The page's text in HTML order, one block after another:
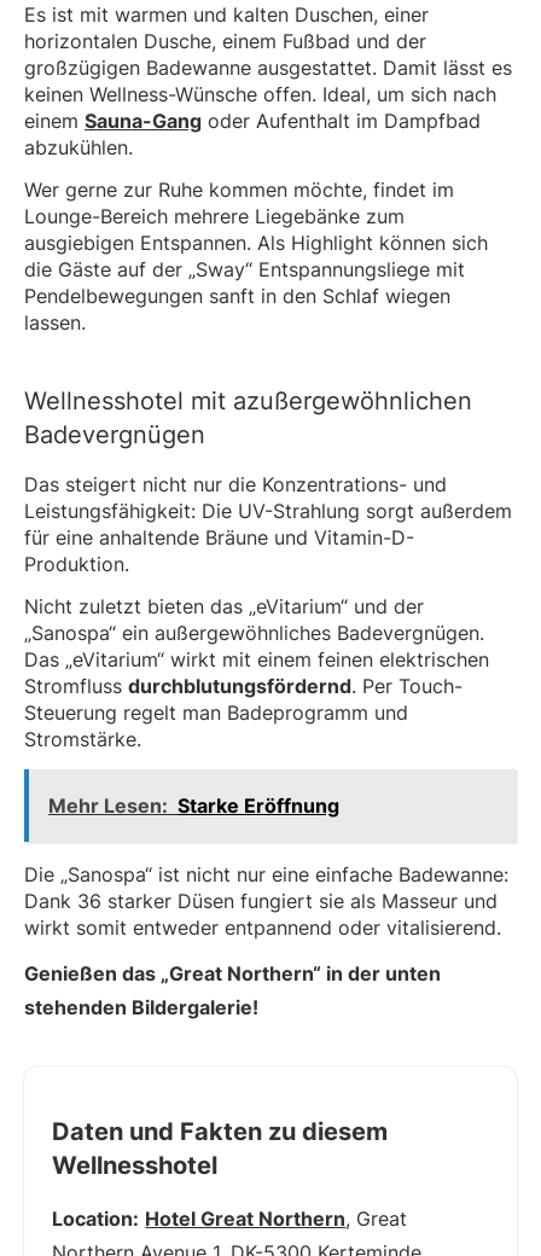
Es ist mit warmen und kalten Duschen, einer
horizontalen Dusche, einem Fußbad und der
großzügigen Badewanne ausgestattet. Damit lässt es
keinen Wellness-Wünsche offen. Ideal, um sich nach
einem Sauna-Gang oder Aufenthalt im Dampfbad
abzukühlen.
Wer gerne zur Ruhe kommen möchte, findet im
Lounge-Bereich mehrere Liegebänke zum
ausgiebigen Entspannen. Als Highlight können sich
die Gäste auf der „Sway“ Entspannungsliege mit
Pendelbewegungen sanft in den Schlaf wiegen
lassen.
Wellnesshotel mit azußergewöhnlichen
Badevergnügen
Das steigert nicht nur die Konzentrations- und
Leistungsfähigkeit: Die UV-Strahlung sorgt außerdem
für eine anhaltende Bräune und Vitamin-D-
Produktion.
Nicht zuletzt bieten das „eVitarium“ und der
„Sanospa“ ein außergewöhnliches Badevergnügen.
Das „eVitarium“ wirkt mit einem feinen elektrischen
Stromfluss durchblutungsfördernd. Per Touch-
Steuerung regelt man Badeprogramm und
Stromstärke.
Mehr Lesen: Starke Eröffnung
Die „Sanospa“ ist nicht nur eine einfache Badewanne:
Dank 36 starker Düsen fungiert sie als Masseur und
wirkt somit entweder entpannend oder vitalisierend.
Genießen das „Great Northern“ in der unten
stehenden Bildergalerie!
Daten und Fakten zu diesem
Wellnesshotel
Location: Hotel Great Northern, Great